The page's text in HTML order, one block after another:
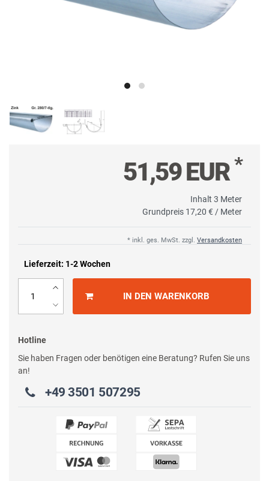
51,59 EUR*
Inhalt 3 Meter
Grundpreis 17,20 € / Meter
* inkl. ges. MwSt. zzgl. Versandkosten
Lieferzeit: 1-2 Wochen
IN DEN WARENKORB
Hotline
Sie haben Fragen oder benötigen eine Beratung? Rufen Sie uns
an!
+49 3501 507295